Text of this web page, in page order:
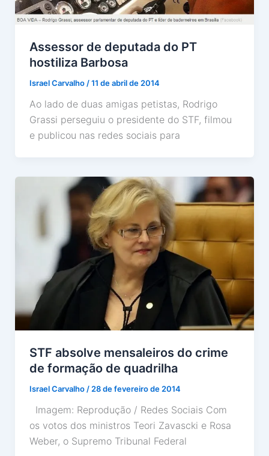
Assessor de deputada do PT
hostiliza Barbosa
Israel Carvalho /11 de abril de 2014
Ao lado de duas amigas petistas, Rodrigo
Grassi perseguiu o presidente do STF, filmou
e publicou nas redes sociais para
STF absolve mensaleiros do crime
de formação de quadrilha
Israel Carvalho/28 de fevereiro de 2014
Imagem: Reprodução / Redes Sociais Com
os votos dos ministros Teori Zavascki e Rosa
Weber, o Supremo Tribunal Federal